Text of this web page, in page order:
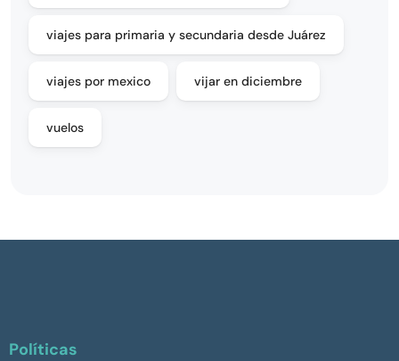
viajes para primaria y secundaria desde Juárez
viajes por mexico vijar en diciembre
vuelos
Políticas